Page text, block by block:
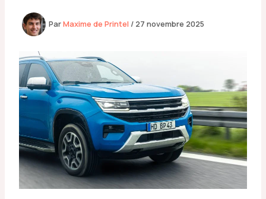
ParMaxime de Printel / 27 novembre 2025